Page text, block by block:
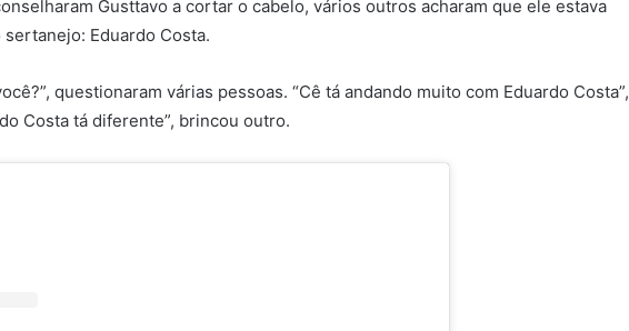
Gusttavo a cortar o cabelo, vários outros acharam que ele estava
Eduardo Costa.
questionaram várias pessoas. “Cê tá andando muito com Eduardo Costa”,
Costa tá diferente”, brincou outro.